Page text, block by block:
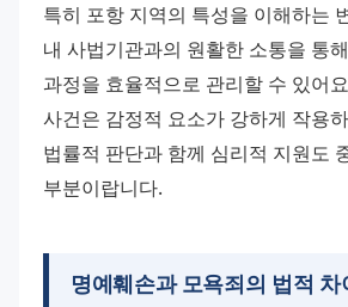
특히 포항 지역의 특성을 이해하는
내 사법기관과의 원활한 소통을 통
과정을 효율적으로 관리할 수 있어
사건은 감정적 요소가 강하게 작용
법률적 판단과 함께 심리적 지원도
부분이랍니다.
명예훼손과 모욕죄의 법적 차